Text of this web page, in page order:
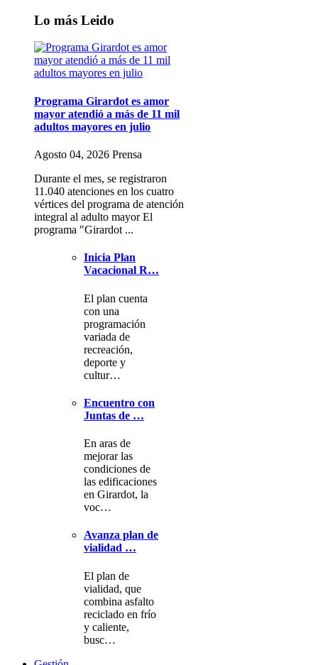
Lo más Leido
Programa Girardot es amor
mayor atendió a más de 11 mil
adultos mayores en julio
Agosto 04, 2026 Prensa
Durante el mes, se registraron
11.040 atenciones en los cuatro
vértices del programa de atención
integral al adulto mayor El
programa "Girardot ...
Inicia Plan
Vacacional R…
El plan cuenta
con una
programación
variada de
recreación,
deporte y
cultur…
Encuentro con
Juntas de …
En aras de
mejorar las
condiciones de
las edificaciones
en Girardot, la
voc…
Avanza plan de
vialidad …
El plan de
vialidad, que
combina asfalto
reciclado en frío
y caliente,
busc…